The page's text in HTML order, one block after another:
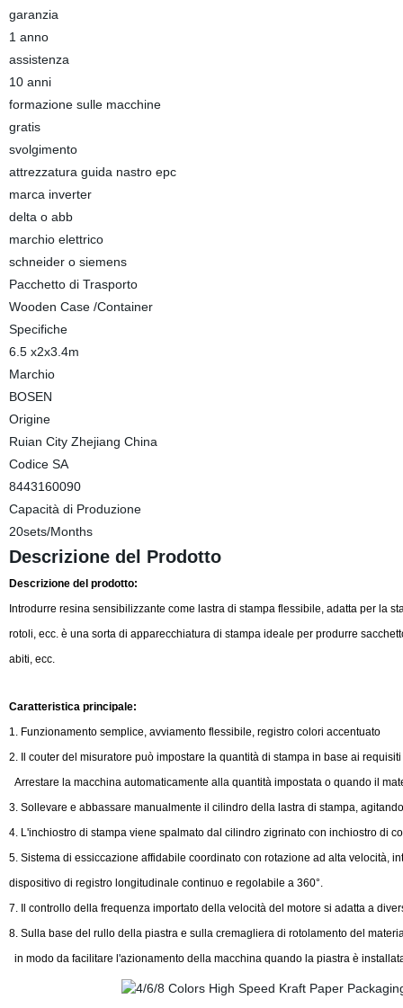
garanzia
1 anno
assistenza
10 anni
formazione sulle macchine
gratis
svolgimento
attrezzatura guida nastro epc
marca inverter
delta o abb
marchio elettrico
schneider o siemens
Pacchetto di Trasporto
Wooden Case /Container
Specifiche
6.5 x2x3.4m
Marchio
BOSEN
Origine
Ruian City Zhejiang China
Codice SA
8443160090
Capacità di Produzione
20sets/Months
Descrizione del Prodotto
Descrizione del prodotto:
Introdurre resina sensibilizzante come lastra di stampa flessibile, adatta per la
rotoli, ecc. è una sorta di apparecchiatura di stampa ideale per produrre
abiti, ecc.
Caratteristica principale:
1. Funzionamento semplice, avviamento flessibile, registro colori accentuato
2. Il couter del misuratore può impostare la quantità di stampa in base ai
Arrestare la macchina automaticamente alla quantità impostata o quando il
3. Sollevare e abbassare manualmente il cilindro della lastra di stampa,
4. L'inchiostro di stampa viene spalmato dal cilindro zigrinato con inchiostro di
5. Sistema di essiccazione affidabile coordinato con rotazione ad alta velocità,
dispositivo di registro longitudinale continuo e regolabile a 360°.
7. Il controllo della frequenza importato della velocità del motore si adatta a
8. Sulla base del rullo della piastra e sulla cremagliera di rotolamento del
in modo da facilitare l'azionamento della macchina quando la piastra è